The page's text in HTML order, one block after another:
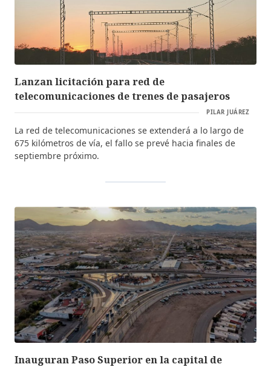
Lanzan licitación para red de
telecomunicaciones de trenes de pasajeros
PILAR JUÁREZ
La red de telecomunicaciones se extenderá a lo largo de
675 kilómetros de vía, el fallo se prevé hacia finales de
septiembre próximo.
Inauguran Paso Superior en la capital de